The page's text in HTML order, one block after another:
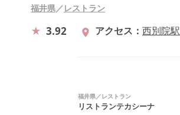
福井県／レストラン
3.92 アクセス 西別院駅
福井県／レストラン
リストランテカシーナ